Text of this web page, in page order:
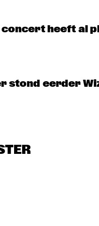
concert heeft al
stond eerder